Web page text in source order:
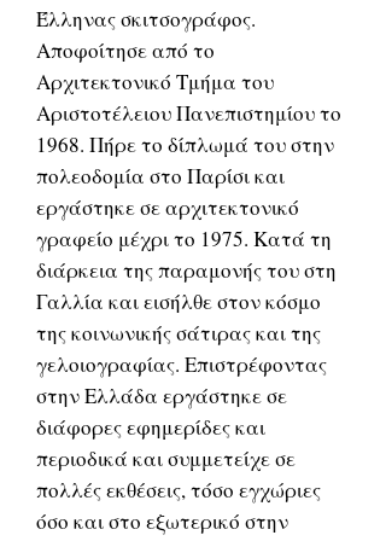
Έλληνας σκιτσογράφος.
Αποφοίτησε από το
Αρχιτεκτονικό Τμήμα του
Αριστοτέλειου Πανεπιστημίου το
1968. Πήρε το δίπλωμά του στην
πολεοδομία στο Παρίσι και
εργάστηκε σε αρχιτεκτονικό
γραφείο μέχρι το 1975. Κατά τη
διάρκεια της παραμονής του στη
Γαλλία και εισήλθε στον κόσμο
της κοινωνικής σάτιρας και της
γελοιογραφίας. Επιστρέφοντας
στην Ελλάδα εργάστηκε σε
διάφορες εφημερίδες και
περιοδικά και συμμετείχε σε
πολλές εκθέσεις, τόσο εγχώριες
όσο και στο εξωτερικό στην